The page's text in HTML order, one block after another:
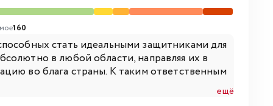
160
стать идеальными защитниками для
в любой области, направляя их в
во блага страны. К таким ответственным
ещё